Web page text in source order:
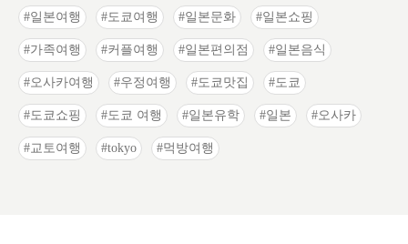
일본여행 도쿄여행 일본문화 일본쇼핑
가족여행 커플여행 일본편의점 일본음식
오사카여행 우정여행 도쿄맛집 도쿄
도쿄쇼핑 도쿄 여행 일본유학 일본 오사카
교토여행 tokyo 먹방여행